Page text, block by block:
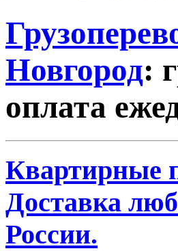
Новгород:
оплата
Квартирные
Доставка
России.